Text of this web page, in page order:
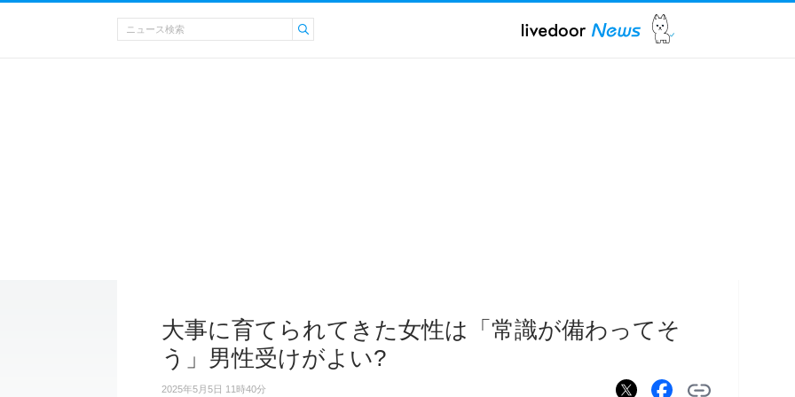
大事に育てられてきた女性は「常識が備わってそ
う」男性受けがよい?
2025年5月5日 11時40分